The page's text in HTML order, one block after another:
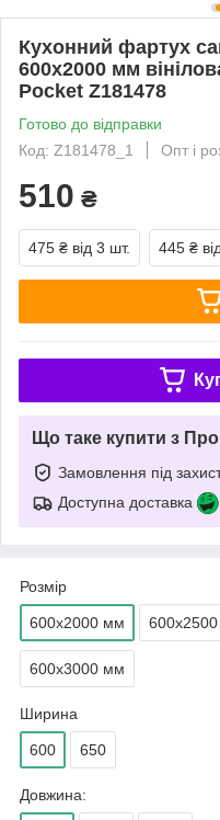
Кухонний фартух
600х2000 мм
Pocket Z181478
Готово до відправки
Код: Z181478_1
Опт і
510 ₴
475 ₴ від 3 шт. 445 ₴
Що таке купити з
Замовлення під
Доступна доставка
Розмір
600х2000 мм
600х3000 мм
Ширина
600 650
Довжина: